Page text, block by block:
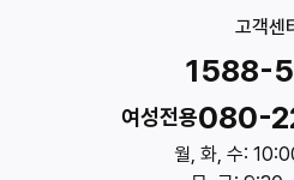
고객센
1588-
여성전용080-
월, 화, 수: